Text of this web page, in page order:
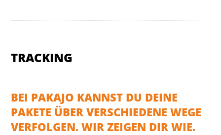
TRACKING
BEI PAKAJO KANNST DU DEINE
PAKETE ÜBER VERSCHIEDENE WEGE
VERFOLGEN. WIR ZEIGEN DIR WIE.